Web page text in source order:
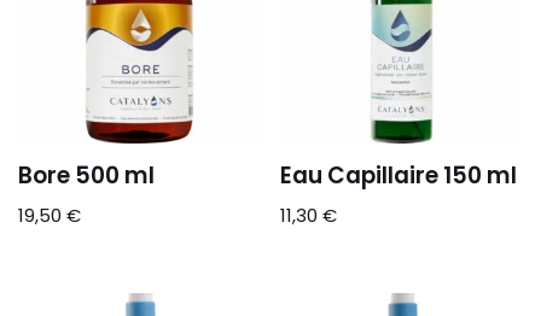
Bore 500 ml
19,50 €
Eau Capillaire 150 ml
11,30€